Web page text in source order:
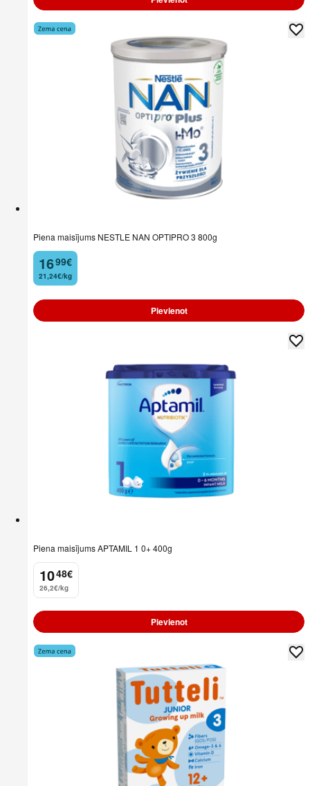
Piena maisījums NESTLE NAN OPTIPRO 3 800g
16
. 99€
21,24€/kg
Pievienot
Piena maisījums APTAMIL 1 0+ 400g
10
. 48€
26,2€/kg
Pievienot